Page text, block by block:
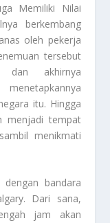
Memiliki Nilai
berkembang
oleh pekerja
tersebut
dan akhirnya
itu. Hingga
menjadi tempat
menikmati
bandara
Dari sana,
jam akan